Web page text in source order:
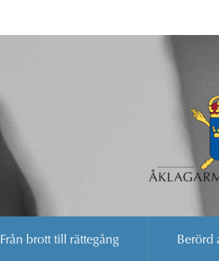
Från brott till rättegång Berörd